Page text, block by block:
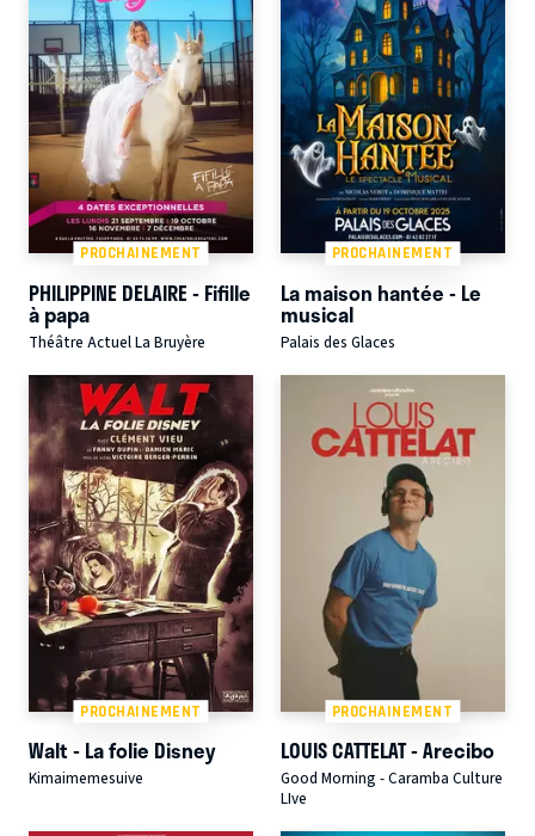
PROCHAINEMENT
PHILIPPINE DELAIRE - Fifille
à papa
Théâtre Actuel La Bruyère
PROCHAINEMENT
La maison hantée - Le
musical
Palais des Glaces
PROCHAINEMENT
Walt - La folie Disney
Kimaimemesuive
PROCHAINEMENT
LOUIS CATTELAT - Arecibo
Good Morning - Caramba Culture
LIve